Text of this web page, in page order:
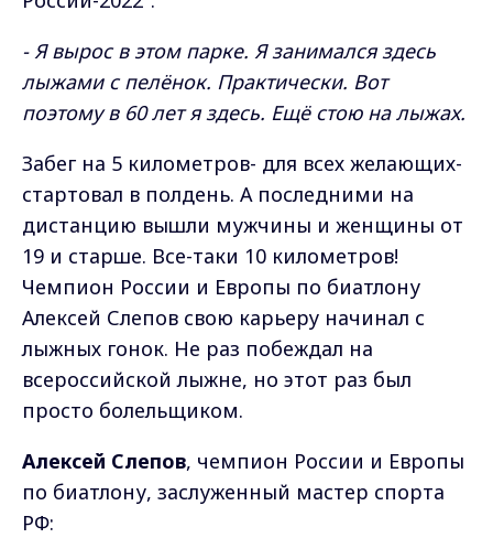
- Я вырос в этом парке. Я занимался здесь
лыжами с пелёнок. Практически. Вот
поэтому в 60 лет я здесь. Ещё стою на лыжах.
Забег на 5 километров- для всех желающих-
стартовал в полдень. А последними на
дистанцию вышли мужчины и женщины от
19 и старше. Все-таки 10 километров!
Чемпион России и Европы по биатлону
Алексей Слепов свою карьеру начинал с
лыжных гонок. Не раз побеждал на
всероссийской лыжне, но этот раз был
просто болельщиком.
Алексей Слепов, чемпион России и Европы
по биатлону, заслуженный мастер спорта
РФ: